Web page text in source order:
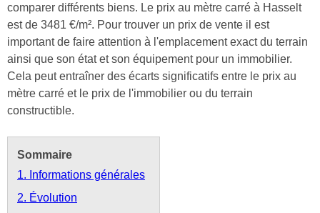
comparer différents biens. Le prix au mètre carré à Hasselt
est de 3481 €/m². Pour trouver un prix de vente il est
important de faire attention à l'emplacement exact du terrain
ainsi que son état et son équipement pour un immobilier.
Cela peut entraîner des écarts significatifs entre le prix au
mètre carré et le prix de l'immobilier ou du terrain
constructible.
Sommaire
1. Informations générales
2. Évolution